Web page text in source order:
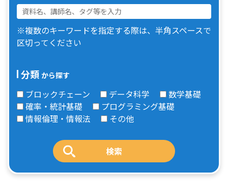
※複数のキーワードを指定する際は、半角スペースで
区切ってください
分類 から探す
ブロックチェーン データ科学
数学基礎
確率・統計基礎
プログラミング基礎
情報倫理・情報法
その他